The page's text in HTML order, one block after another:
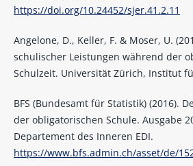
https://doi.org/10.24452/sjer.41.2.11
Angelone, D., Keller, F. & Moser, U.
schulischer Leistungen während der
Schulzeit. Universität Zürich, Institut
BFS (Bundesamt für Statistik) (2016).
der obligatorischen Schule. Ausgabe
Departement des Inneren EDI.
https://www.bfs.admin.ch/asset/de/